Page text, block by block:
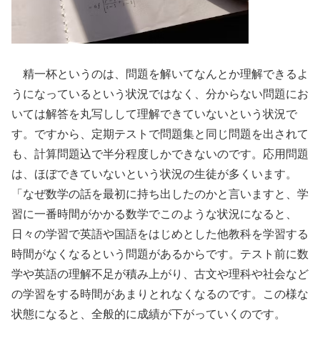
精一杯というのは、問題を解いてなんとか理解できるよ
うになっているという状況ではなく、分からない問題にお
いては解答を丸写しして理解できていないという状況で
す。ですから、定期テストで問題集と同じ問題を出されて
も、計算問題込で半分程度しかできないのです。応用問題
は、ほぼできていないという状況の生徒が多くいます。
「なぜ数学の話を最初に持ち出したのかと言いますと、学
習に一番時間がかかる数学でこのような状況になると、
日々の学習で英語や国語をはじめとした他教科を学習する
時間がなくなるという問題があるからです。テスト前に数
学や英語の理解不足が積み上がり、古文や理科や社会など
の学習をする時間があまりとれなくなるのです。この様な
状態になると、全般的に成績が下がっていくのです。